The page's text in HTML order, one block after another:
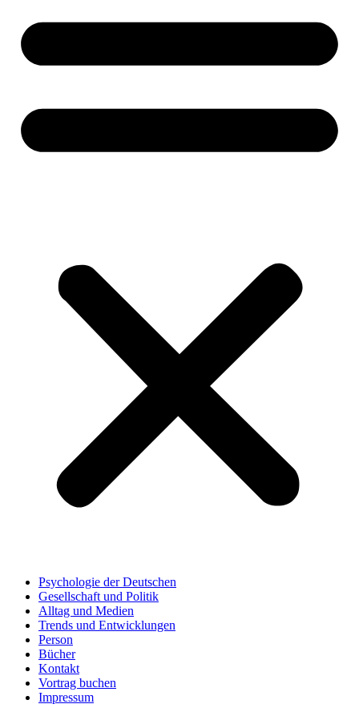
Psychologie der Deutschen
Gesellschaft und Politik
Alltag und Medien
Trends und Entwicklungen
Person
Bücher
Kontakt
Vortrag buchen
Impressum